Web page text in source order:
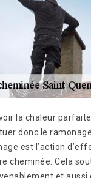
la chaleur
donc le
est l’action
cheminée. Cela